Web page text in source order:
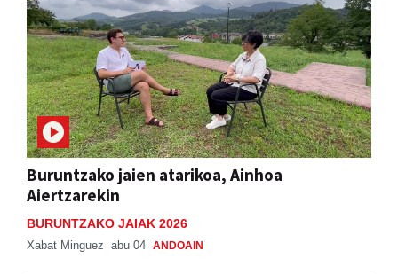
Buruntzako jaien atarikoa, Ainhoa
Aiertzarekin
BURUNTZAKO JAIAK 2026
Xabat Minguez abu 04 ANDOAIN